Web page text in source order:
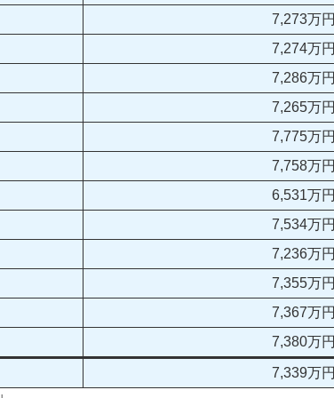
7,273万円
7,274万円
7,286万円
7,265万円
7,775万円
7,758万円
6,531万円
7,534万円
7,236万円
7,355万円
7,367万円
7,380万円
7,339万円